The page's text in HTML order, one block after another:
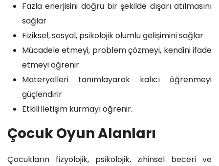
Fazla enerjisini doğru bir şekilde dışarı atılmasını
sağlar
Fiziksel, sosyal, psikolojik olumlu gelişimini sağlar
Mücadele etmeyi, problem çözmeyi, kendini ifade
etmeyi öğrenir
Materyalleri tanımlayarak kalıcı öğrenmeyi
güçlendirir
Etkili iletişim kurmayı öğrenir.
Çocuk Oyun Alanları
Çocukların fizyolojik, psikolojik, zihinsel beceri ve